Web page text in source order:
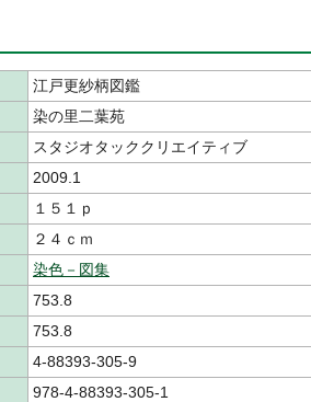
江戸更紗柄図鑑
染の里二葉苑
スタジオタッククリエイティブ
2009.1
１５１ｐ
２４ｃｍ
染色－図集
753.8
753.8
4-88393-305-9
978-4-88393-305-1